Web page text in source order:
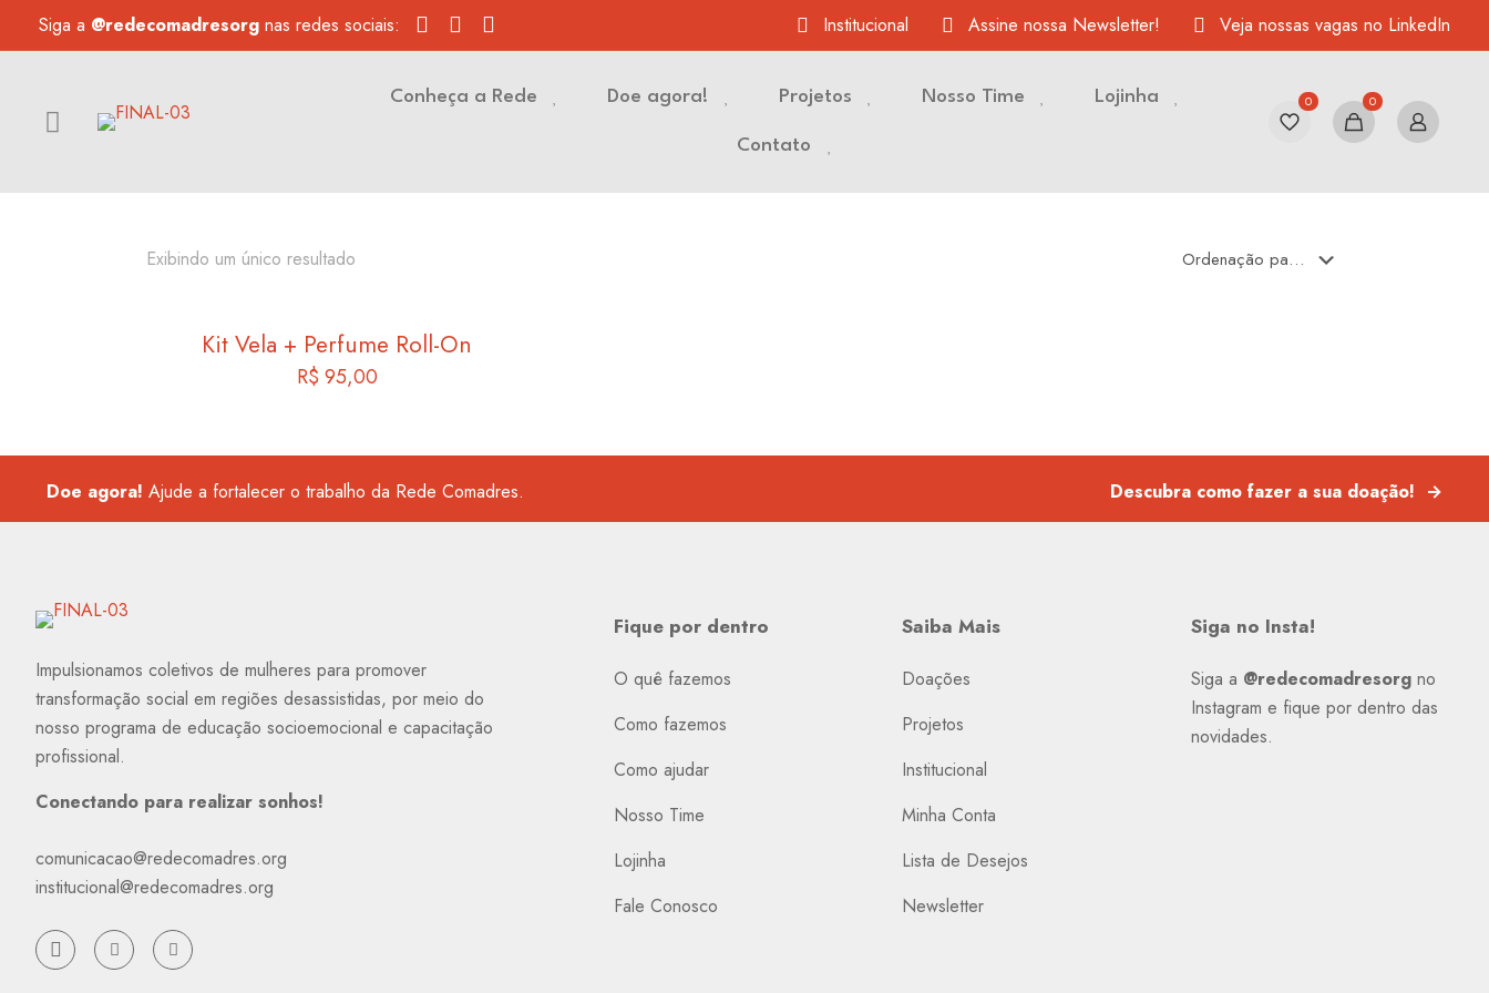
Siga a @redecomadresorg nas redes sociais: Institucional Assine nossa Newsletter! Veja nossas vagas no LinkedIn
Conheça a Rede Doe agora! Projetos Nosso Time Lojinha
Contato
0 0
Exibindo um único resultado
Kit Vela + Perfume Roll-On
R$ 95,00
Doe agora! Ajude a fortalecer o trabalho da Rede Comadres. Descubra como fazer a sua doação! →
Impulsionamos coletivos de mulheres para promover
transformação social em regiões desassistidas, por meio do
nosso programa de educação socioemocional e capacitação
profissional.
Conectando para realizar sonhos!
comunicacao@redecomadres.org
institucional@redecomadres.org
Fique por dentro
O quê fazemos
Como fazemos
Como ajudar
Nosso Time
Lojinha
Fale Conosco
Saiba Mais
Doações
Projetos
Institucional
Minha Conta
Lista de Desejos
Newsletter
Siga no Insta!
Siga a @redecomadresorgno
Instagram e fique por dentro das
novidades.